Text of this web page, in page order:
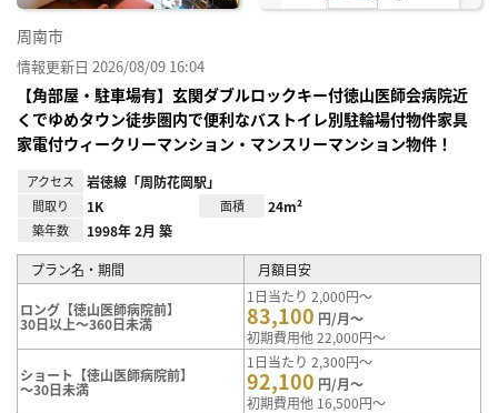
周南市
情報更新日 2026/08/09 16:04
【角部屋・駐車場有】玄関ダブルロックキー付徳山医師会病院近
くでゆめタウン徒歩圏内で便利なバストイレ別駐輪場付物件家具
家電付ウィークリーマンション・マンスリーマンション物件！
アクセス 岩徳線「周防花岡駅」
間取り 1K 面積 24m²
築年数 1998年 2月 築
プラン名・期間 月額目安
ロング【徳山医師病院前】
30日以上～360日未満
1日当たり 2,000円～
83,100 円/月～
初期費用他 22,000円～
ショート【徳山医師病院前】
～30日未満
1日当たり 2,300円～
92,100 円/月～
初期費用他 16,500円～